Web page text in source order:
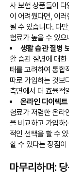
사 보험 상품들이
이 어려웠다면, 이러
될 수 있습니다. 다
험료가 높을 수 있
생활 습관 질병
활 습관 질병에 대
태를 고려하여 통합
따로 가입하는 것보
측면에서 더 효율적
온라인 다이렉
험료가 저렴한 온라
을 비교하고 가입하
적인 선택을 할 수
할 수 있다는 장점이
마무리하며: